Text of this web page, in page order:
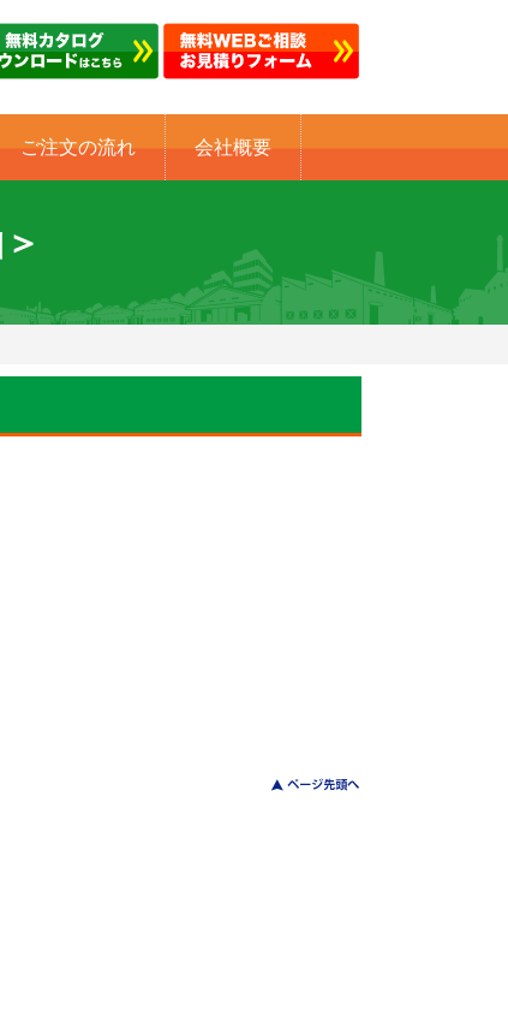
ご注文の流れ 会社概要